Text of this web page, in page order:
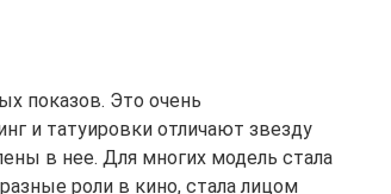
показов. Это очень
и татуировки отличают звезду
в нее. Для многих модель стала
роли в кино, стала лицом